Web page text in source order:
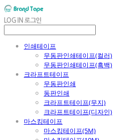
LOG IN 로그인
인쇄테이프
무동판인쇄테이프(컬러)
무동판인쇄테이프(흑백)
크라프트테이프
무동판인쇄
동판인쇄
크라프트테이프(무지)
크라프트테이프(디자인)
마스킹테이프
마스킹테이프(5M)